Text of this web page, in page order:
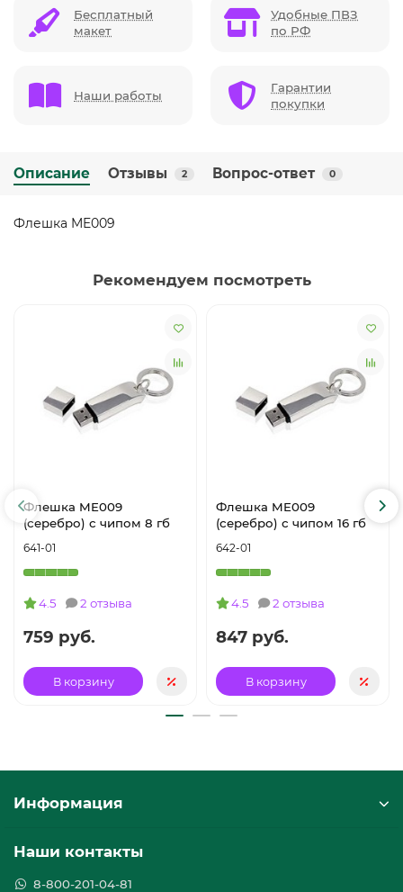
Бесплатный
макет
Удобные ПВЗ
по РФ
Наши работы
Гарантии
покупки
Описание Отзывы 2 Вопрос-ответ 0
Флешка ME009
Рекомендуем посмотреть
Флешка ME009
(серебро) с чипом 8 гб
641-01
4.5 2 отзыва
759 руб.
В корзину
Флешка ME009
(серебро) с чипом 16 гб
642-01
4.5 2 отзыва
847 руб.
В корзину
Информация
Наши контакты
8-800-201-04-81